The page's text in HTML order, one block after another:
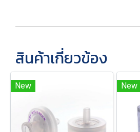
สินค้าเกี่ยวข้อง
New New